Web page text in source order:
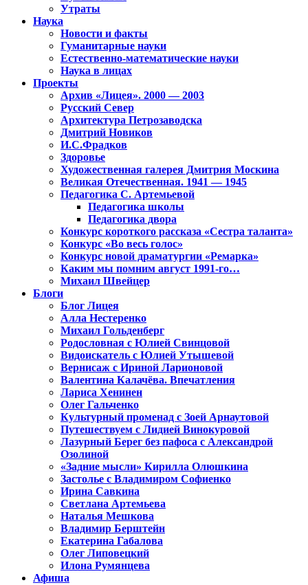
Утраты
Наука
Новости и факты
Гуманитарные науки
Естественно-математические науки
Наука в лицах
Проекты
Архив «Лицея». 2000 — 2003
Русский Север
Архитектура Петрозаводска
Дмитрий Новиков
И.С.Фрадков
Здоровье
Художественная галерея Дмитрия Москина
Великая Отечественная. 1941 — 1945
Педагогика С. Артемьевой
Педагогика школы
Педагогика двора
Конкурс короткого рассказа «Сестра таланта»
Конкурс «Во весь голос»
Конкурс новой драматургии «Ремарка»
Каким мы помним август 1991-го…
Михаил Швейцер
Блоги
Блог Лицея
Алла Нестеренко
Михаил Гольденберг
Родословная с Юлией Свинцовой
Видоискатель с Юлией Утышевой
Вернисаж с Ириной Ларионовой
Валентина Калачёва. Впечатления
Лариса Хенинен
Олег Гальченко
Культурный променад с Зоей Арнаутовой
Путешествуем с Лидией Винокуровой
Лазурный Берег без пафоса с Александрой
Озолиной
«Задние мысли» Кирилла Олюшкина
Застолье с Владимиром Софиенко
Ирина Савкина
Светлана Артемьева
Наталья Мешкова
Владимир Берштейн
Екатерина Габалова
Олег Липовецкий
Илона Румянцева
Афиша